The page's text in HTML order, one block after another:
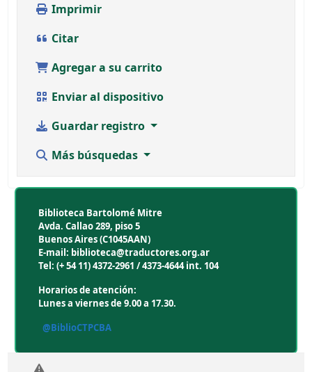
Imprimir
Citar
Agregar a su carrito
Enviar al dispositivo
Guardar registro
Más búsquedas
Biblioteca Bartolomé Mitre
Avda. Callao 289, piso 5
Buenos Aires (C1045AAN)
E-mail: biblioteca@traductores.org.ar
Tel: (+ 54 11) 4372-2961 / 4373-4644 int. 104
Horarios de atención:
Lunes a viernes de 9.00 a 17.30.
@BiblioCTPCBA